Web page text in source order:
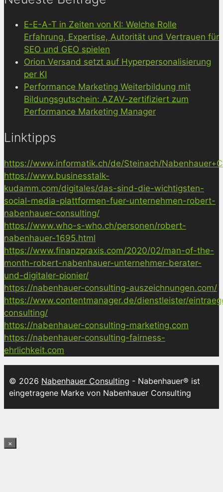
E-E-A-T in Zeiten von KI: Welche Rolle
Erfahrung, Expertise, Autorität und Vertrauen für
SEO und GEO spielen
Orion Versand setzt auf Hyperpersonalisierung
per KI
Performance Marketing Weiterbildung mit
Bildungsgutschein: AZAV-zertifiziert zum
Performance Marketing Manager
Linktipps
https://www.informatik.ch/de/Steinach/
https://www.businesstalk-
kudamm.com/digitales/das-sind-die-wichtigsten-
social-media-plattformen-fuer-unternehmen-robert-
nabenhauer-consulting/
https://www.who-s-who.ch/personen/robert-
nabenhauer-1695.html
https://www.finanzpraxis.com/2020/02/man-of-the-
month-robert-nabenhauer-unternehmer-berater-
und-digitaler-pionier/
https://nabenhauer-consulting-auszeichnungen.com/
https://www.contentmanager.de/dienstleister/
consulting/
https://nabenhauer-consulting-marketing.com
https://nabenhauer-consulting-fairness-
ehrlichkeit.com
© 2026 Nabenhauer Consulting - Nabenhauer® ist
eingetragene Marke von Nabenhauer Consulting
×